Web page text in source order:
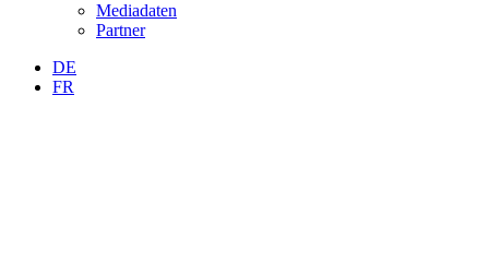
Mediadaten
Partner
DE
FR